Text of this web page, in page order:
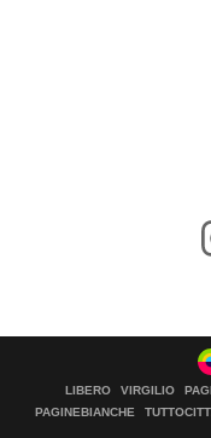
LIBERO VIRGILIO
PAGINEBIANCHE